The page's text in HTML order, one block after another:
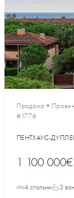
Продажа •
#1776
ПЕНТХАУС-
1 100 000€
4 спальни 3